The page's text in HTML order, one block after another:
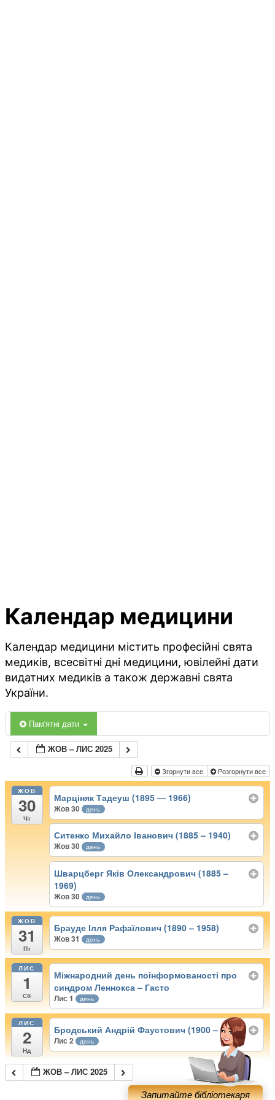
Календар медицини
Календар медицини містить професійні свята
медиків, всесвітні дні медицини, ювілейні дати
видатних медиків а також державні свята
України.
Пам'ятні дати
ЖОВ – ЛИС 2025
Згорнути все Розгорнути все
ЖОВ
30
Чт
Марціняк Тадеуш (1895 — 1966)
Жов 30 день
Ситенко Михайло Іванович (1885 – 1940)
Жов 30 день
Шварцберг Яків Олександрович (1885 –
1969)
Жов 30 день
ЖОВ
31
Пт
Брауде Ілля Рафаїлович (1890 – 1958)
Жов 31 день
ЛИС
1
Сб
Міжнародний день поінформованості про
синдром Леннокса – Гасто
Лис 1 день
ЛИС
2
Нд
Бродський Андрій Фаустович (1900 – 1990)
Лис 2 день
ЖОВ – ЛИС 2025